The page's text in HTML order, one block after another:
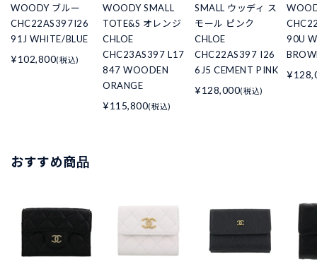
WOODY ブルー
CHC22AS397I26
91J WHITE/BLUE
¥102,800(税込)
WOODY SMALL
TOTE&S オレンジ
CHLOE
CHC23AS397 L17
847 WOODEN
ORANGE
¥115,800(税込)
SMALL ウッディ ス
モール ピンク
CHLOE
CHC22AS397 I26
6J5 CEMENT PINK
¥128,000(税込)
90U
おすすめ商品